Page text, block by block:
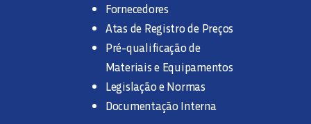
Fornecedores
Atas de Registro de Preços
Pré-qualificação de
Materiais e Equipamentos
Legislação e Normas
Documentação Interna